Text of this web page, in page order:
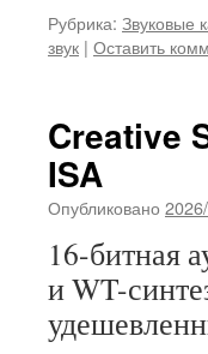
Рубрика: Звуковые
звук | Оставить
Creative
ISA
Опубликовано
16-битная
и WT-